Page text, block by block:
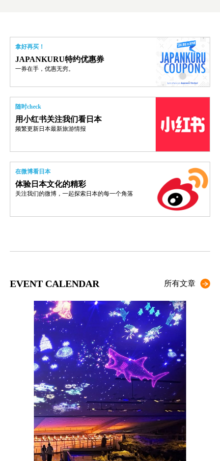
拿好再买！
JAPANKURU特约优惠券
一券在手，优惠无穷。
随时check
用小红书关注我们看日本
频繁更新日本最新旅游情报
在微博看日本
体验日本文化的精彩
关注我们的微博，一起探索日本的每一个角落
EVENT CALENDAR 所有文章